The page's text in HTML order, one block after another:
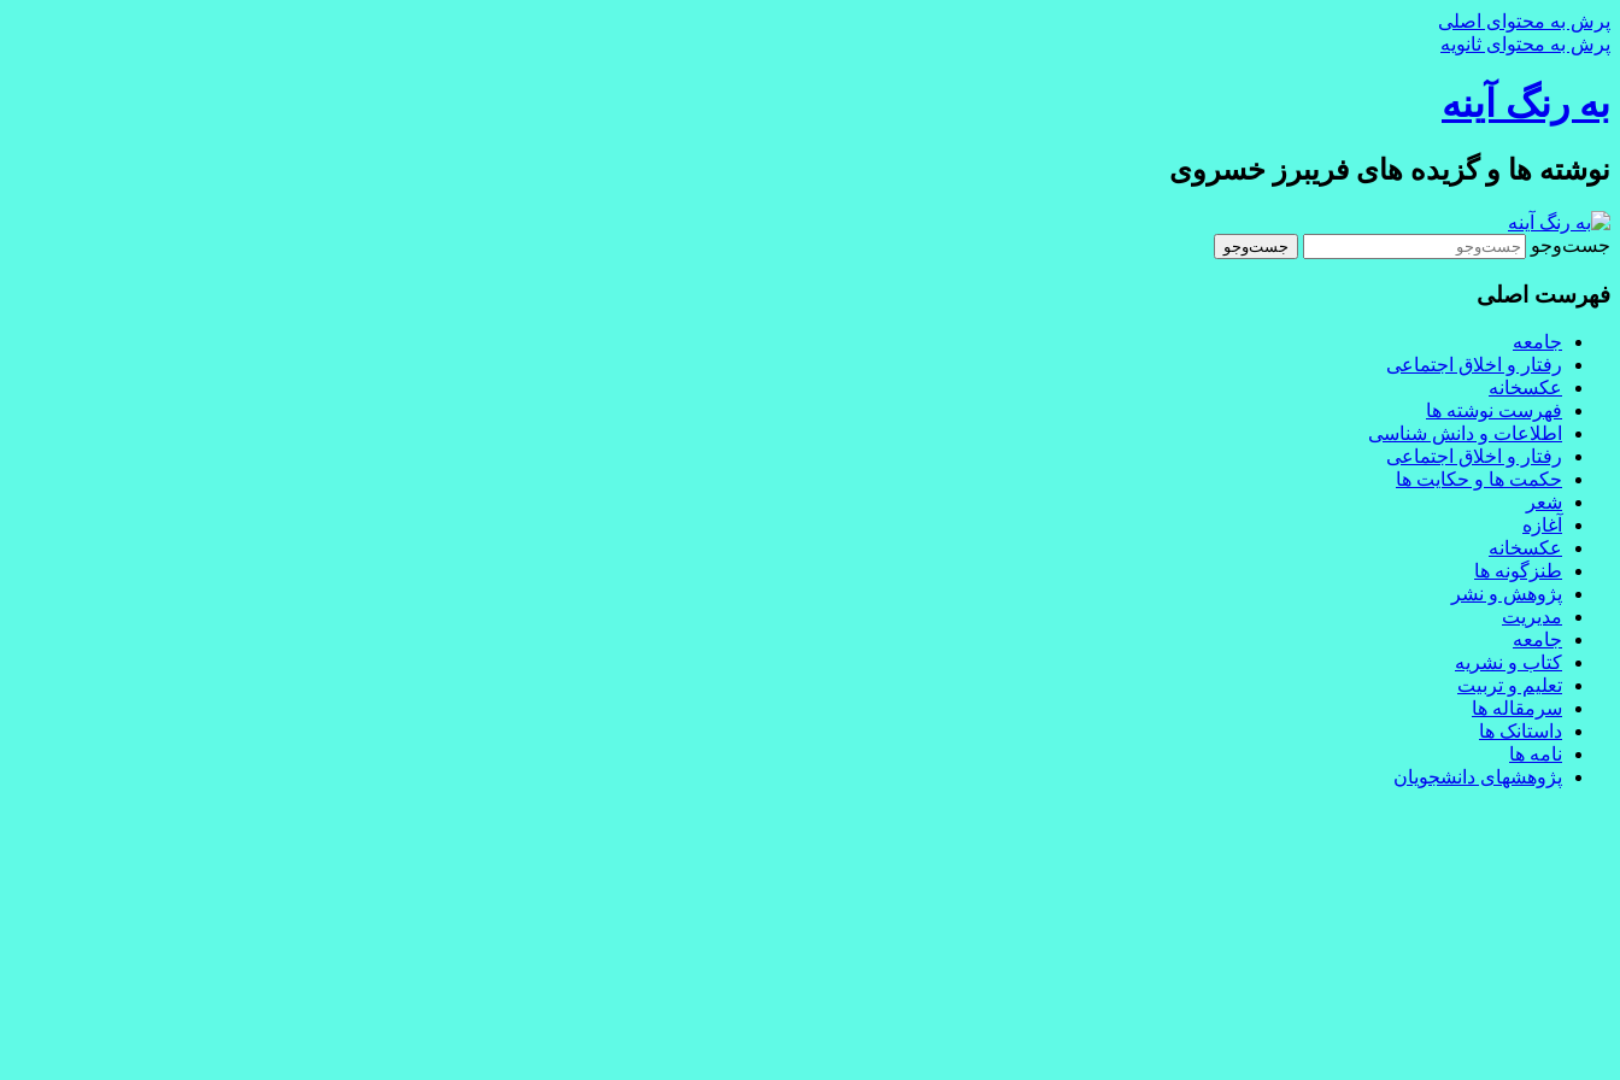
پرش به محتوای اصلی
پرش به محتوای ثانویه
به رنگ آينه
نوشته ها و گزیده های فریبرز خسروی
جست‌وجو
فهرست اصلی
جامعه
رفتار و اخلاق اجتماعی
عکسخانه
فهرست نوشته ها
اطلاعات و دانش شناسی
رفتار و اخلاق اجتماعی
حکمت ها و حکایت ها
شعر
آغازه
عکسخانه
طنزگونه ها
پژوهش و نشر
مدیریت
جامعه
کتاب و نشریه
تعلیم و تربیت
سرمقاله ها
داستانک ها
نامه ها
پژوهشهای دانشجویان